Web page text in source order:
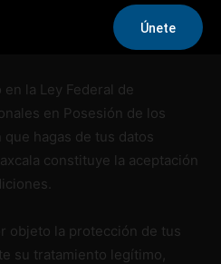
Únete
la Ley Federal de
en Posesión de los
hagas de tus datos
constituye la aceptación
objeto la protección de tus
su tratamiento legítimo,